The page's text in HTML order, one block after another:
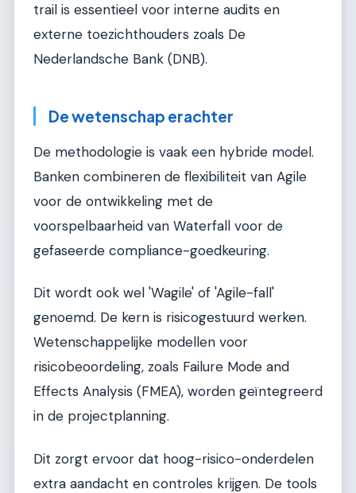
trail is essentieel voor interne audits en
externe toezichthouders zoals De
Nederlandsche Bank (DNB).
De wetenschap erachter
De methodologie is vaak een hybride model.
Banken combineren de flexibiliteit van Agile
voor de ontwikkeling met de
voorspelbaarheid van Waterfall voor de
gefaseerde compliance-goedkeuring.
Dit wordt ook wel 'Wagile' of 'Agile-fall'
genoemd. De kern is risicogestuurd werken.
Wetenschappelijke modellen voor
risicobeoordeling, zoals Failure Mode and
Effects Analysis (FMEA), worden geïntegreerd
in de projectplanning.
Dit zorgt ervoor dat hoog-risico-onderdelen
extra aandacht en controles krijgen. De tools